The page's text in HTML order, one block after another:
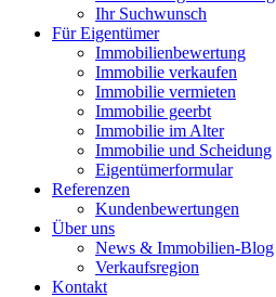
Ihr Suchwunsch
Für Eigentümer
Immobilienbewertung
Immobilie verkaufen
Immobilie vermieten
Immobilie geerbt
Immobilie im Alter
Immobilie und Scheidung
Eigentümerformular
Referenzen
Kundenbewertungen
Über uns
News & Immobilien-Blog
Verkaufsregion
Kontakt